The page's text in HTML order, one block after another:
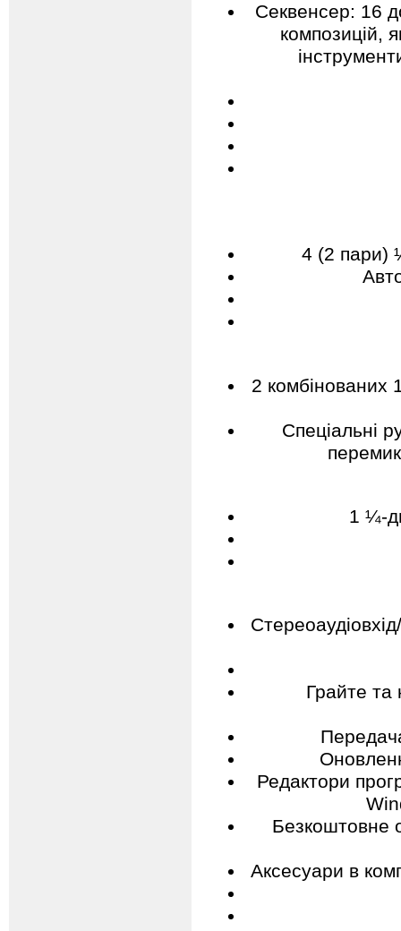
Секвенсер: 16
композицій,
4 (2 пари)
2 комбінованих
Спеціальні
1 ¼-
Грайте та
Редактори
Безкоштовне
Аксесуари в